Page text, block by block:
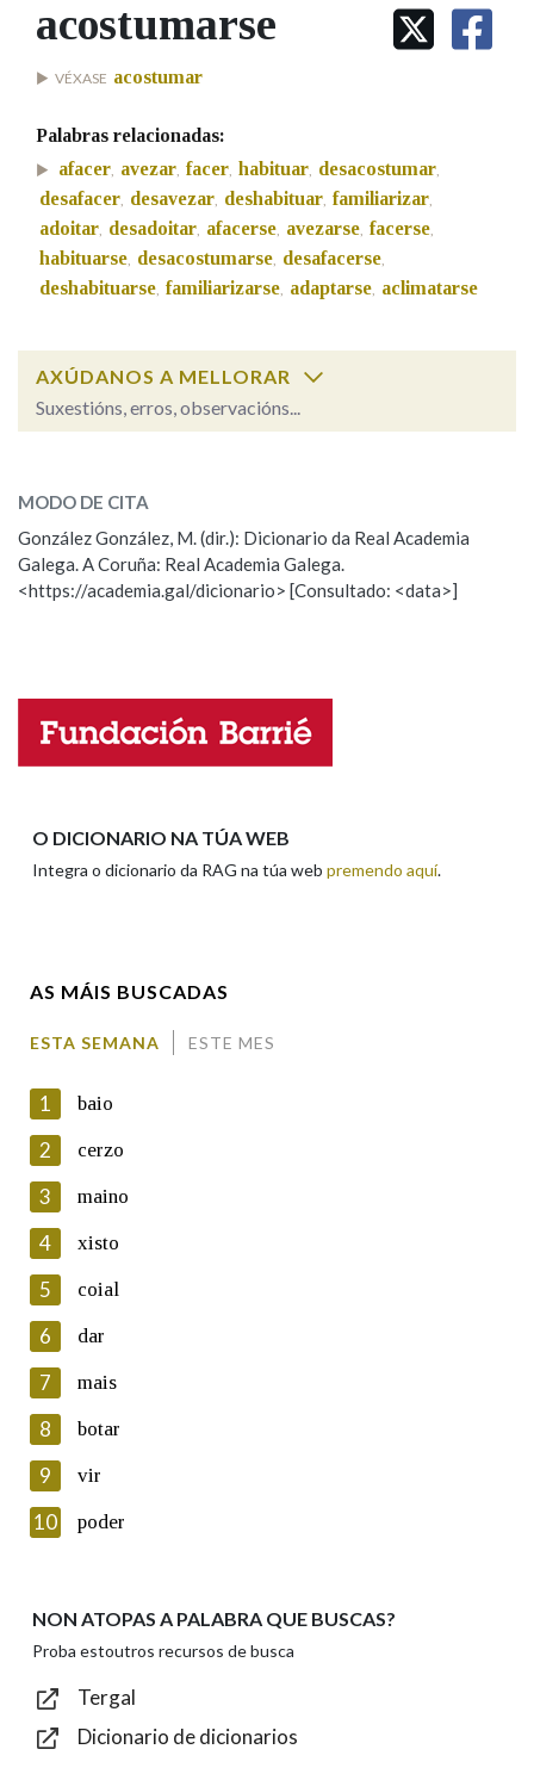
IDENTIDADE CORPORATIVA
MARCIAL DEL ADALID
FIGURAS HOMENAXEADAS
PORTAL DAS PALABRAS
Facebook
TwitterYoutubeInstagram
Bluesky
BUSCAR NOS LEMAS
Comeza por
Remata por
Contén
BUSCAR NO CONTIDO
Nas definicións
Nos exemplos
Na fraseoloxía
Pertence a
acostumarse
VÉXASE acostumar
Palabras relacionadas:
afacer, avezar, facer, habituar, desacostumar,
desafacer, desavezar, deshabituar, familiarizar,
adoitar, desadoitar, afacerse, avezarse, facerse,
habituarse, desacostumarse, desafacerse,
deshabituarse, familiarizarse, adaptarse, aclimatarse
AXÚDANOS A MELLORAR
Suxestións, erros, observacións...
ESCOLLE UNHA OPCIÓN:
Observación Hai un erro na palabra
Propoño mellorar a definición
Nome
En cumprimento da normativa vixente en materia de
Protección de Datos de Carácter Persoal, a Real Academia
Galega informa a aqueles usuarios que faciliten o seu correo
electrónico, así como calquera outra información de carácter
persoal, que estes datos serán obxecto de tratamento
automatizado de carácter confidencial e incorporados aos seus
ficheiros informáticos. Así mesmo, os usuarios poderán exercer o
seu dereito de acceso, rectificación, oposición e cancelación dos
seus datos poñéndose en contacto connosco.
Lin e acepto as condicións da política de
Introduce o código que aparece na imaxe:
Texto de verificación
MODO DE CITA
González González, M. (dir.): Dicionario da Real Academia
Galega. A Coruña: Real Academia Galega.
<https://academia.gal/dicionario> [Consultado: <data>]
O DICIONARIO NA TÚA WEB
Integra o dicionario da RAG na túa web premendo aquí.
AS MÁIS BUSCADAS
ESTA SEMANA ESTE MES
1 baio
2 cerzo
3 maino
4 xisto
5 coial
6 dar
7 mais
8 botar
9 vir
10 poder
NON ATOPAS A PALABRA QUE BUSCAS?
Proba estoutros recursos de busca
Tergal
Dicionario de dicionarios